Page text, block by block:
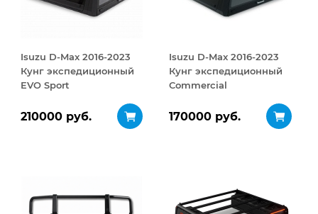
Isuzu D-Max 2016-2023
Кунг экспедиционный
EVO Sport
210000 руб.
Isuzu D-Max 2016-2023
Кунг экспедиционный
Commercial
170000 руб.